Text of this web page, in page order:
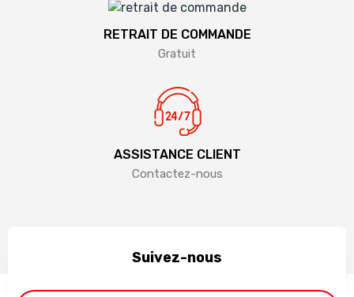
RETRAIT DE COMMANDE
Gratuit
ASSISTANCE CLIENT
Contactez-nous
Suivez-nous